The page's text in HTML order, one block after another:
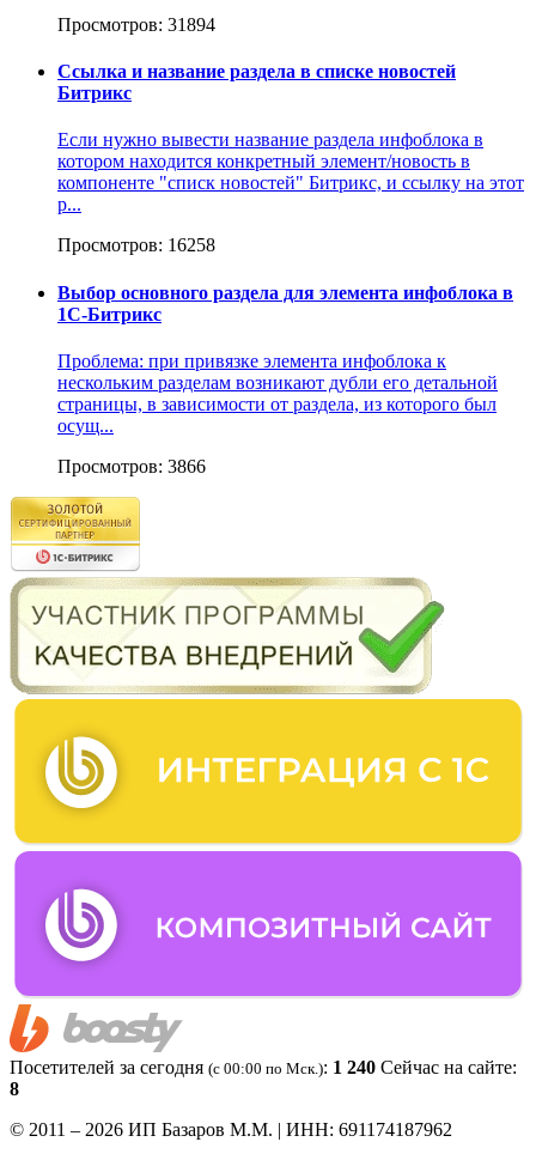
Просмотров: 31894
Ссылка и название раздела в списке новостей
Битрикс
Если нужно вывести название раздела инфоблока в
котором находится конкретный элемент/новость в
компоненте "списк новостей" Битрикс, и ссылку на этот
р...
Просмотров: 16258
Выбор основного раздела для элемента инфоблока в
1С-Битрикс
Проблема: при привязке элемента инфоблока к
нескольким разделам возникают дубли его детальной
страницы, в зависимости от раздела, из которого был
осущ...
Просмотров: 3866
Посетителей за сегодня (c 00:00 по Мск.): 1 240 Сейчас на сайте:
8
© 2011 – 2026 ИП Базаров М.М. | ИНН: 691174187962